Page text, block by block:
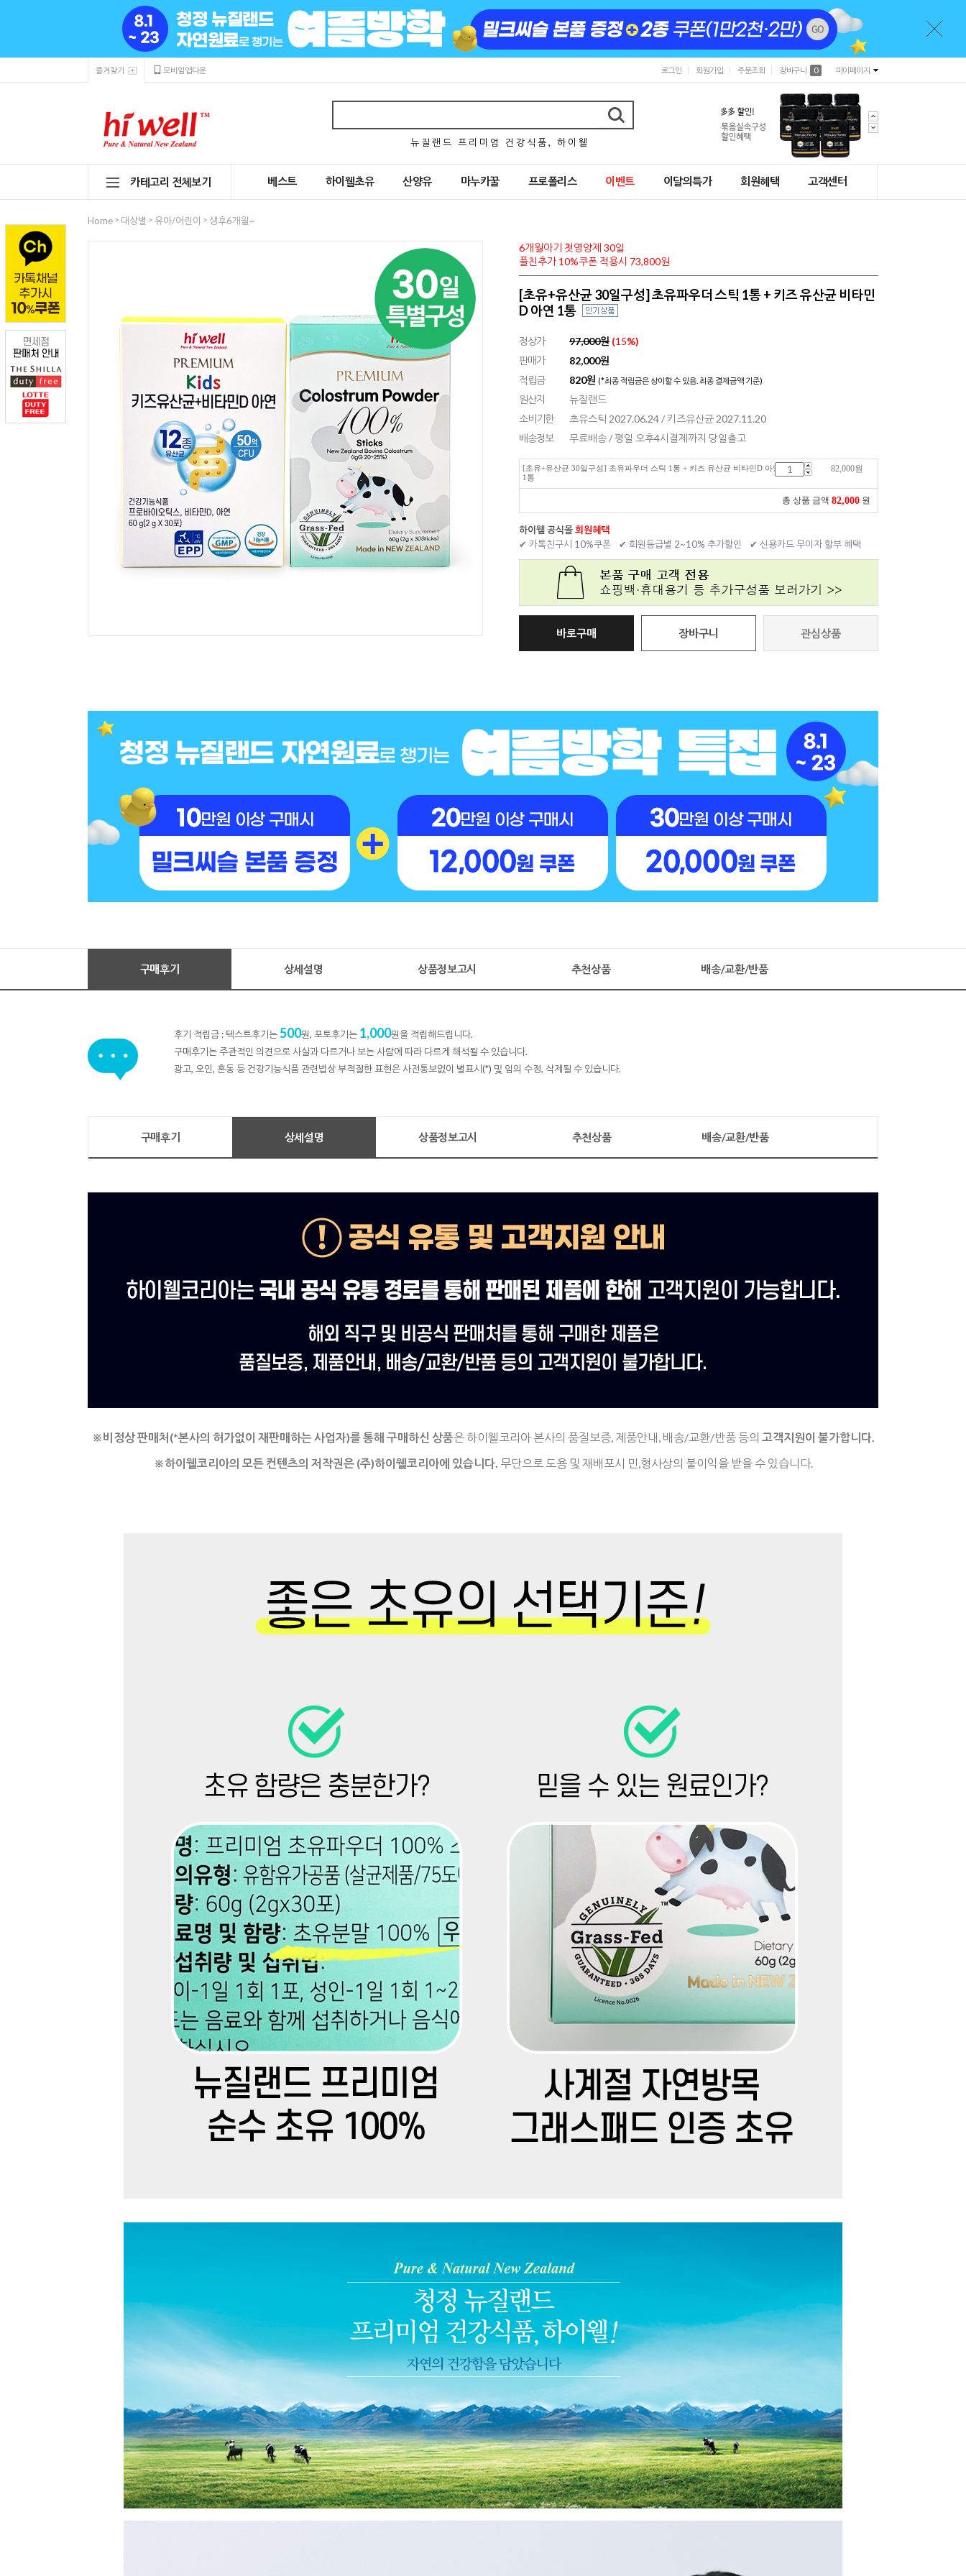
즐겨찾기 모바일앱다운 로그인 회원가입 주문조회 장바구니 0 마이페이지
뉴 질 랜 드 프 리 미 엄 건 강 식 품 , 하 이 웰
카테고리 전체보기 베스트 하이웰초유 산양유 마누카꿀 프로폴리스 이벤트 이달의특가 회원혜택 고객센터
Home > 대상별 > 유아/어린이 > 생후6개월~
6개월아기 첫영양제 30일
플친추가 10%쿠폰 적용시 73,800원
[초유+유산균 30일구성] 초유파우더 스틱 1통 + 키즈 유산균 비타민
D 아연 1통
정상가 97,000원 (15%)
판매가
82,000원
적립금
820원 (*최종 적립금은 상이할 수 있음. 최종 결제금액 기준)
원산지
뉴질랜드
소비기한
초유스틱 2027.06.24 / 키즈유산균 2027.11.20
배송정보
무료배송 / 평일 오후4시결제까지 당일출고
[초유+유산균 30일구성] 초유파우더 스틱 1통 + 키즈 유산균 비타민D 아연
1통
82,000원
총 상품 금액 82,000 원
하이웰 공식몰회원혜택
✔ 카톡친구시 10%쿠폰
✔ 회원등급별 2~10% 추가할인 ✔ 신용카드 무이자 할부 혜택
바로구매 장바구니 관심상품
구매후기 상세설명 상품정보고시 추천상품 배송/교환/반품
후기 적립금 : 텍스트후기는500원, 포토후기는 1,000원을 적립해드립니다.
구매후기는 주관적인 의견으로 사실과 다르거나 보는 사람에 따라 다르게 해석될 수 있습니다.
광고, 오인, 혼동 등 건강기능식품 관련법상 부적절한 표현은 사전통보없이 별표시(*) 및 임의 수정, 삭제될 수 있습니다.
구매후기 상세설명 상품정보고시 추천상품 배송/교환/반품
※비정상 판매처(*본사의 허가없이 재판매하는 사업자)를통해 구매하신 상품은 하이웰코리아 본사의 품질보증, 제품안내, 배송/교환/반품 등의 고객지원이 불가합니다.
※하이웰코리아의 모든 컨텐츠의 저작권은 (주)하이웰코리아에 있습니다. 무단으로 도용 및 재배포시 민,형사상의 불이익을 받을 수 있습니다.